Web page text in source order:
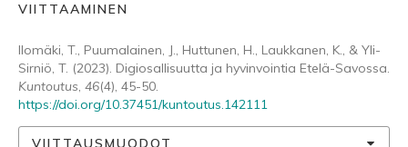
VIITTAAMINEN
Ilomäki, T., Puumalainen, J., Huttunen, H., Laukkanen, K., & Yli-
Sirniö, T. (2023). Digiosallisuutta ja hyvinvointia Etelä-Savossa.
Kuntoutus, 46(4), 45-50.
https://doi.org/10.37451/kuntoutus.142111
VIITTAUSMUODOT